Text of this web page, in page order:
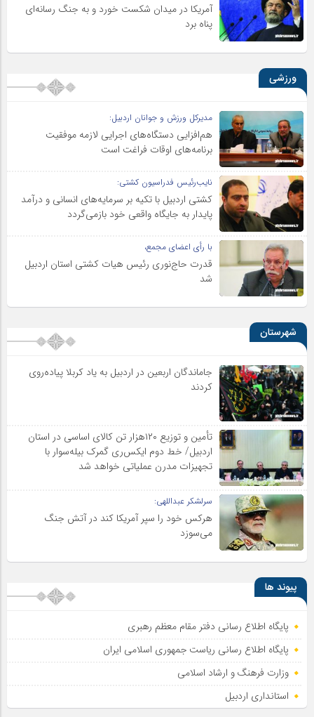
آمریکا در میدان شکست خورد و به جنگ رسانه‌ای
پناه برد
ورزشی
مدیرکل ورزش و جوانان اردبیل:
هم‌افزایی دستگاه‌های اجرایی لازمه موفقیت
برنامه‌های اوقات فراغت است
نایب‌رئیس فدراسیون کشتی:
کشتی اردبیل با تکیه بر سرمایه‌های انسانی و درآمد
پایدار به جایگاه واقعی خود بازمی‌گردد
با رأی اعضای مجمع،
قدرت حاج‌نوری رئیس هیات کشتی استان اردبیل
شد
شهرستان
جاماندگان اربعین در اردبیل به یاد کربلا پیاده‌روی
کردند
تأمین و توزیع ۱۲۰هزار تن کالای اساسی در استان
اردبیل/ خط دوم ایکس‌ری گمرک بیله‌سوار با
تجهیزات مدرن عملیاتی خواهد شد
سرلشکر عبداللهی:
هرکس خود را سپر آمریکا کند در آتش جنگ
می‌سوزد
پیوند ها
پایگاه اطلاع رسانی دفتر مقام معظم رهبری
پایگاه اطلاع‌ رسانی ریاست‌ جمهوری اسلامی ایران
وزارت فرهنگ و ارشاد اسلامی
استانداری اردبیل